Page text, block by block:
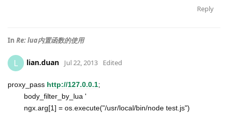
Reply
In Re: lua内置函数的使用
L lian.duan Jul 22, 2013 Edited
proxy_pass http://127.0.0.1;
body_filter_by_lua '
ngx.arg[1] = os.execute("/usr/local/bin/node test.js")